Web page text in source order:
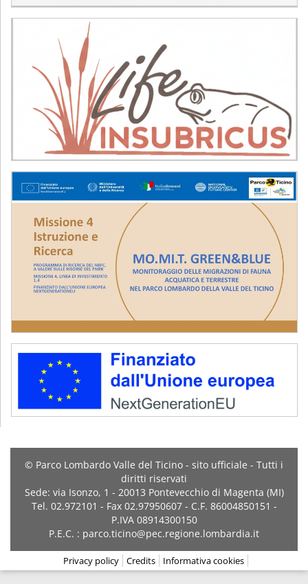
© Parco Lombardo Valle del Ticino - sito ufficiale - Tutti i
diritti riservati
Sede: via Isonzo, 1 - 20013 Pontevecchio di Magenta (MI)
Tel. 02.972101 - Fax 02.97950607 - C.F. 86004850151 -
P.IVA 08914300150
P.E.C. : parco.ticino@pec.regione.lombardia.it
Privacy policy Credits Informativa cookies